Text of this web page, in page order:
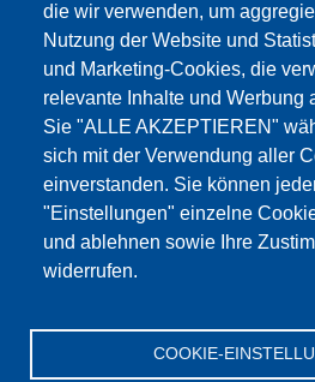
die wir verwenden, um
Nutzung der Website und
und Marketing-Cookies, die
relevante Inhalte und Werbung
Sie "ALLE AKZEPTIEREN"
sich mit der Verwendung aller
einverstanden. Sie können
"Einstellungen" einzelne
und ablehnen sowie Ihre
widerrufen.
COOKIE-
Этот материал
файлы cookie Google Maps
НЕОБХОДИМО
ФАЙЛЫ COOKIE
Alle Cookies